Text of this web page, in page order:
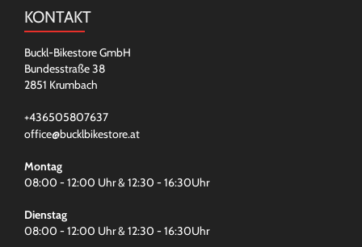
KONTAKT
Buckl-Bikestore GmbH
Bundesstraße 38
2851 Krumbach
+436505807637
office@bucklbikestore.at
Montag
08:00 - 12:00 Uhr & 12:30 - 16:30Uhr
Dienstag
08:00 - 12:00 Uhr & 12:30 - 16:30Uhr